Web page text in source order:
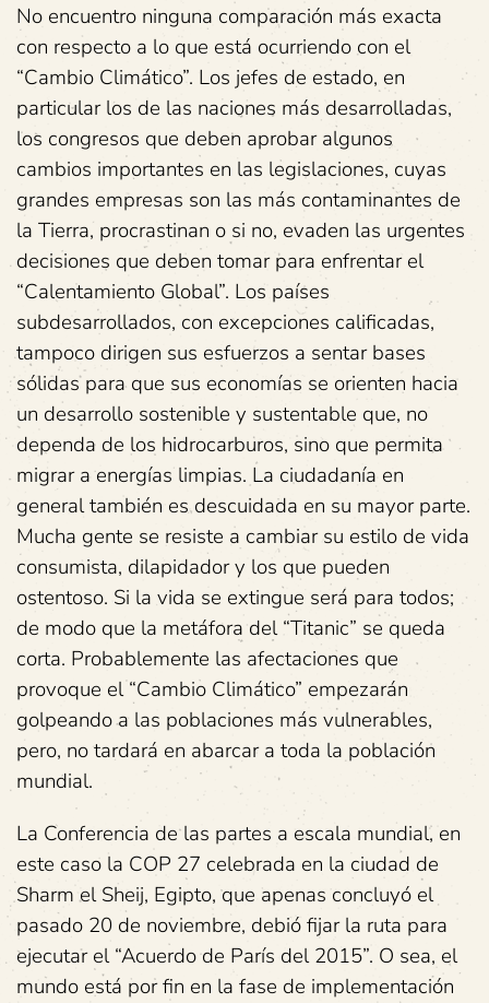
No encuentro ninguna comparación más exacta
con respecto a lo que está ocurriendo con el
“Cambio Climático”. Los jefes de estado, en
particular los de las naciones más desarrolladas,
los congresos que deben aprobar algunos
cambios importantes en las legislaciones, cuyas
grandes empresas son las más contaminantes de
la Tierra, procrastinan o si no, evaden las urgentes
decisiones que deben tomar para enfrentar el
“Calentamiento Global”. Los países
subdesarrollados, con excepciones calificadas,
tampoco dirigen sus esfuerzos a sentar bases
sólidas para que sus economías se orienten hacia
un desarrollo sostenible y sustentable que, no
dependa de los hidrocarburos, sino que permita
migrar a energías limpias. La ciudadanía en
general también es descuidada en su mayor parte.
Mucha gente se resiste a cambiar su estilo de vida
consumista, dilapidador y los que pueden
ostentoso. Si la vida se extingue será para todos;
de modo que la metáfora del “Titanic” se queda
corta. Probablemente las afectaciones que
provoque el “Cambio Climático” empezarán
golpeando a las poblaciones más vulnerables,
pero, no tardará en abarcar a toda la población
mundial.
La Conferencia de las partes a escala mundial, en
este caso la COP 27 celebrada en la ciudad de
Sharm el Sheij, Egipto, que apenas concluyó el
pasado 20 de noviembre, debió fijar la ruta para
ejecutar el “Acuerdo de París del 2015”. O sea, el
mundo está por fin en la fase de implementación